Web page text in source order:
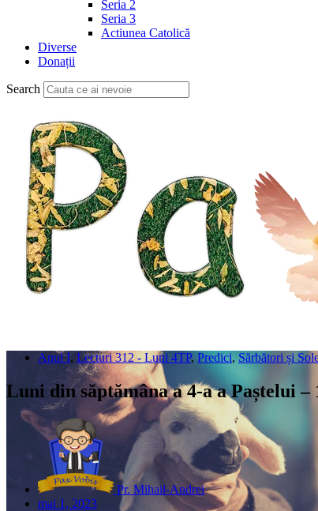
Seria 2
Seria 3
Actiunea Catolică
Diverse
Donații
Search
Anul I, Lecturi 312 - Luni 4TP, Predici, Sărbători și
Luni din săptămâna a 4-a a Paștelui –
Pr. Mihail-Andrei
mai 1, 2023